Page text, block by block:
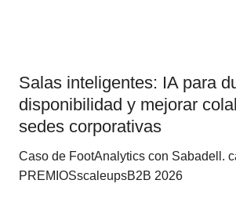
Salas inteligentes: IA para
disponibilidad y mejorar
sedes corporativas
Caso de FootAnalytics con Sabadell.
PREMIOSscaleupsB2B 2026